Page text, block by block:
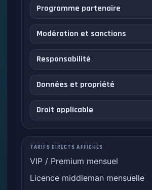
Programme partenaire
Modération et sanctions
Responsabilité
Données et propriété
Droit applicable
TARIFS DIRECTS AFFICHÉS
VIP / Premium mensuel
Licence middleman mensuelle